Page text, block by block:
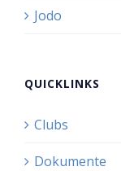
Jodo
QUICKLINKS
Clubs
Dokumente